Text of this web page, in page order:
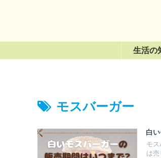
生活の
モスバーガー
白
モ
は